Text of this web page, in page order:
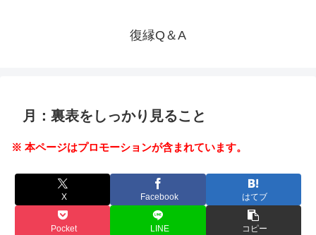
復縁Q＆A
月：裏表をしっかり見ること
※ 本ページはプロモーションが含まれています。
X Facebook はてブ
Pocket LINE コピー